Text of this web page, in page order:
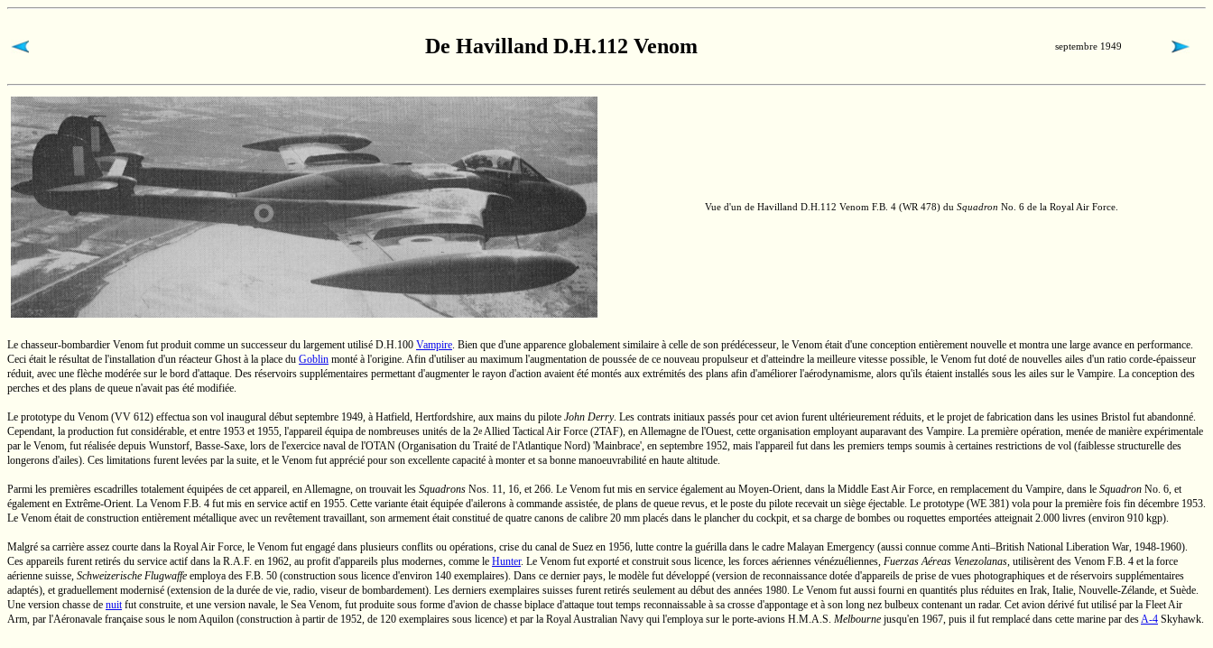
De Havilland D.H.112 Venom septembre 1949
Vue d'un de Havilland D.H.112 Venom F.B. 4 (WR 478) du Squadron No. 6 de la Royal Air Force.
Le chasseur-bombardier Venom fut produit comme un successeur du largement utilisé D.H.100 Vampire. Bien que d'une apparence globalement similaire à celle de son prédécesseur, le Venom était d'une conception entièrement nouvelle et montra une large avance en performance.
Ceci était le résultat de l'installation d'un réacteur Ghost à la place du Goblin monté à l'origine. Afin d'utiliser au maximum l'augmentation de poussée de ce nouveau propulseur et d'atteindre la meilleure vitesse possible, le Venom fut doté de nouvelles ailes d'un ratio corde-épaisseur
réduit, avec une flèche modérée sur le bord d'attaque. Des réservoirs supplémentaires permettant d'augmenter le rayon d'action avaient été montés aux extrémités des plans afin d'améliorer l'aérodynamisme, alors qu'ils étaient installés sous les ailes sur le Vampire. La conception des
perches et des plans de queue n'avait pas été modifiée.
Le prototype du Venom (VV 612) effectua son vol inaugural début septembre 1949, à Hatfield, Hertfordshire, aux mains du pilote John Derry. Les contrats initiaux passés pour cet avion furent ultérieurement réduits, et le projet de fabrication dans les usines Bristol fut abandonné.
Cependant, la production fut considérable, et entre 1953 et 1955, l'appareil équipa de nombreuses unités de la 2eAllied Tactical Air Force (2TAF), en Allemagne de l'Ouest, cette organisation employant auparavant des Vampire. La première opération, menée de manière expérimentale
par le Venom, fut réalisée depuis Wunstorf, Basse-Saxe, lors de l'exercice naval de l'OTAN (Organisation du Traité de l'Atlantique Nord) 'Mainbrace', en septembre 1952, mais l'appareil fut dans les premiers temps soumis à certaines restrictions de vol (faiblesse structurelle des
longerons d'ailes). Ces limitations furent levées par la suite, et le Venom fut apprécié pour son excellente capacité à monter et sa bonne manoeuvrabilité en haute altitude.
Parmi les premières escadrilles totalement équipées de cet appareil, en Allemagne, on trouvait les Squadrons Nos. 11, 16, et 266. Le Venom fut mis en service également au Moyen-Orient, dans la Middle East Air Force, en remplacement du Vampire, dans le Squadron No. 6, et
également en Extrême-Orient. La Venom F.B. 4 fut mis en service actif en 1955. Cette variante était équipée d'ailerons à commande assistée, de plans de queue revus, et le poste du pilote recevait un siège éjectable. Le prototype (WE 381) vola pour la première fois fin décembre 1953.
Le Venom était de construction entièrement métallique avec un revêtement travaillant, son armement était constitué de quatre canons de calibre 20 mm placés dans le plancher du cockpit, et sa charge de bombes ou roquettes emportées atteignait2.000 livres (environ 910 kgp).
Malgré sa carrière assez courte dans la Royal Air Force, le Venom fut engagé dans plusieurs conflits ou opérations, crise du canal de Suez en 1956, lutte contre la guérilla dans le cadre Malayan Emergency (aussi connue comme Anti–British National Liberation War, 1948-1960).
Ces appareils furent retirés du service actif dans la R.A.F. en 1962, au profit d'appareils plus modernes, comme le Hunter. Le Venom fut exporté et construit sous licence, les forces aériennes vénézuéliennes, Fuerzas Aéreas Venezolanas, utilisèrent des Venom F.B. 4 et la force
aérienne suisse, Schweizerische Flugwaffe employa des F.B. 50 (construction sous licence d'environ 140 exemplaires). Dans ce dernier pays, le modèle fut développé (version de reconnaissance dotée d'appareils de prise de vues photographiques et de réservoirs supplémentaires
adaptés), et graduellement modernisé (extension de la durée de vie, radio, viseur de bombardement). Les derniers exemplaires suisses furent retirés seulement au début des années 1980. Le Venom fut aussi fourni en quantités plus réduites en Irak, Italie, Nouvelle-Zélande, et Suède.
Une version chasse de nuitfut construite, et une version navale, le Sea Venom, fut produite sous forme d'avion de chasse biplace d'attaque tout temps reconnaissable à sa crosse d'appontage et à son long nez bulbeux contenant un radar. Cet avion dérivé fut utilisé par la Fleet Air
Arm, par l'Aéronavale française sous le nomAquilon (construction à partir de 1952, de 120 exemplaires sous licence) et par la Royal Australian Navy qui l'employa sur le porte-avions H.M.A.S. Melbourne jusqu'en 1967, puis il fut remplacé dans cette marine par desA-4 Skyhawk.